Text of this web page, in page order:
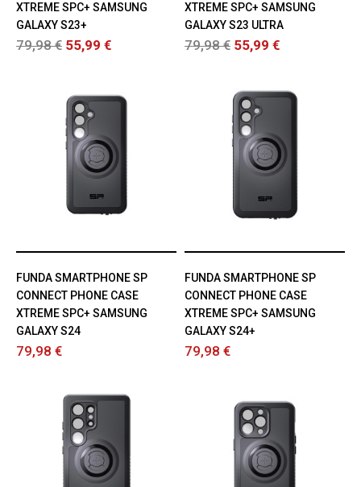
XTREME SPC+ SAMSUNG
GALAXY S23+
79,98 € 55,99 €
XTREME SPC+ SAMSUNG
GALAXY S23 ULTRA
79,98 € 55,99 €
FUNDA SMARTPHONE SP
CONNECT PHONE CASE
XTREME SPC+ SAMSUNG
GALAXY S24
79,98 €
FUNDA SMARTPHONE SP
CONNECT PHONE CASE
XTREME SPC+ SAMSUNG
GALAXY S24+
79,98 €